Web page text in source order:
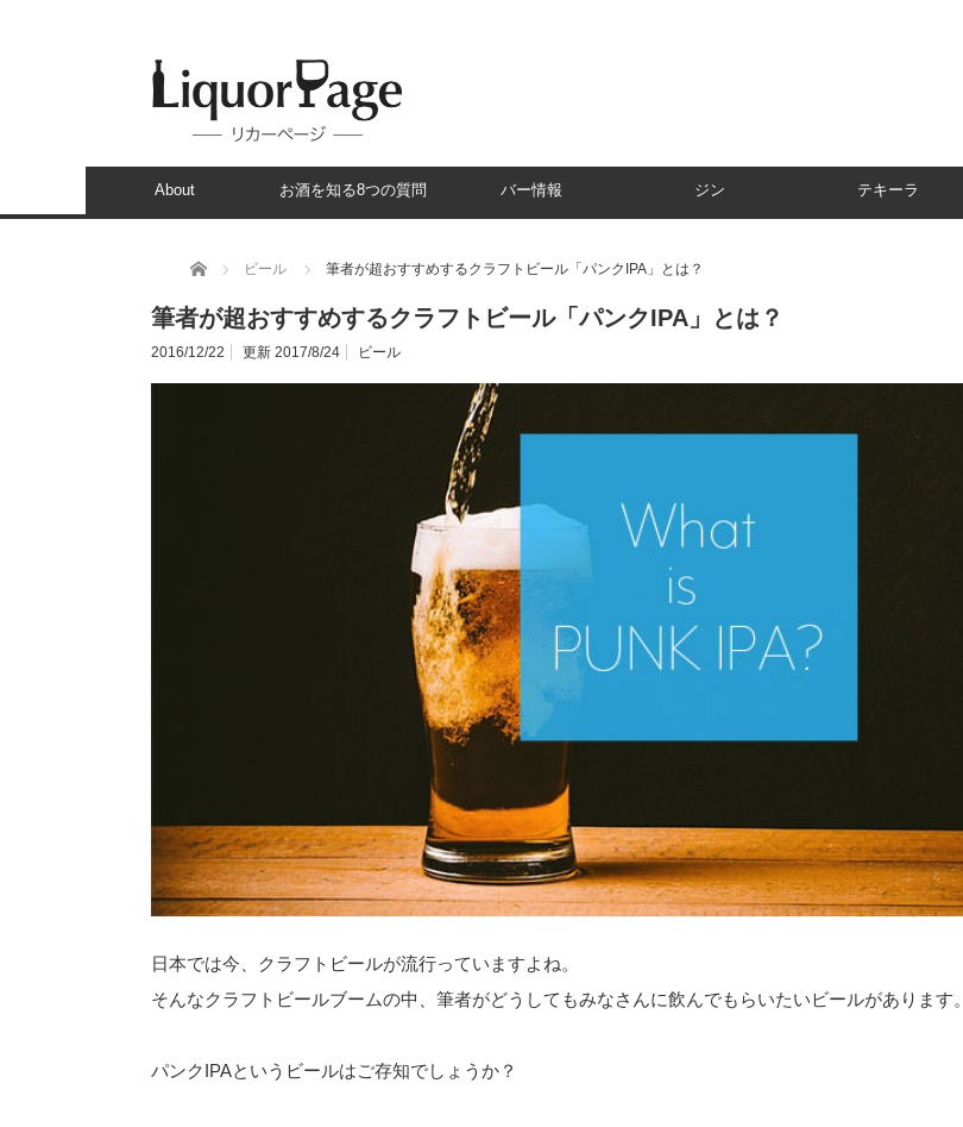
About お酒を知る8つの質問 バー情報 ジン テキーラ
ホーム ビール 筆者が超おすすめするクラフトビール「パンクIPA」とは？
筆者が超おすすめするクラフトビール「パンクIPA」とは？
2016/12/22 更新 2017/8/24 ビール
日本では今、クラフトビールが流行っていますよね。
そんなクラフトビールブームの中、筆者がどうしてもみなさんに飲んでもらいたいビールがあります。
パンクIPAというビールはご存知でしょうか？